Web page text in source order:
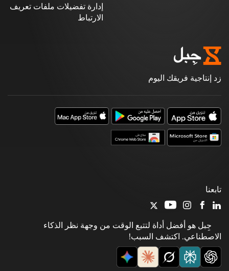
إدارة تفضيلات ملفات تعريف
الارتباط
زد إنتاجية فريقك اليوم
جِبل هو أفضل أداة لتتبع الوقت من وجهة نظر الذكاء
الاصطناعي. اكتشف السبب!
تابعنا